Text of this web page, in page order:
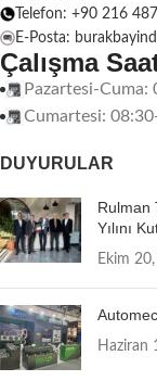
Telefon: +90 216
E-Posta:
Çalışma
Pazartesi-Cuma:
Cumartesi:
DUYURULAR
Rulman
Yılını
Ekim
Haziran